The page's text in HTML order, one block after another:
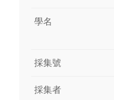
學名
採集號
採集者